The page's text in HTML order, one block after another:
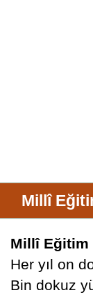
Millî
Millî Eğitim
Her yıl on
Bin dokuz